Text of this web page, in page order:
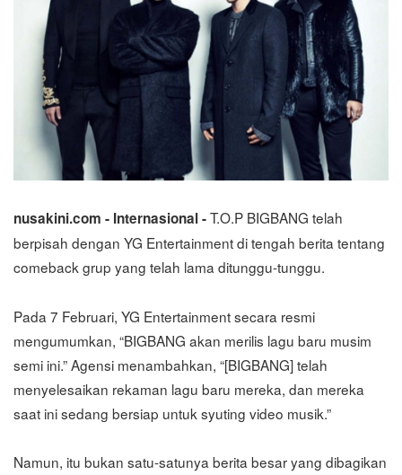
nusakini.com - Internasional -T.O.P BIGBANG telah
berpisah dengan YG Entertainment di tengah berita tentang
comeback grup yang telah lama ditunggu-tunggu.
Pada 7 Februari, YG Entertainment secara resmi
mengumumkan, “BIGBANG akan merilis lagu baru musim
semi ini.” Agensi menambahkan, “[BIGBANG] telah
menyelesaikan rekaman lagu baru mereka, dan mereka
saat ini sedang bersiap untuk syuting video musik.”
Namun, itu bukan satu-satunya berita besar yang dibagikan